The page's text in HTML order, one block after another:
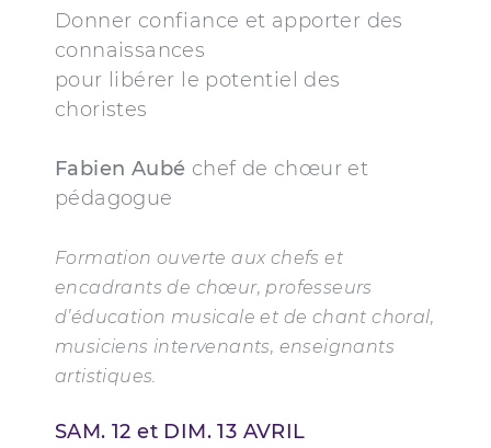
Donner confiance et apporter des
connaissances
pour libérer le potentiel des
choristes
Fabien Aubé chef de chœur et
pédagogue
Formation ouverte aux chefs et
encadrants de chœur, professeurs
d’éducation musicale et de chant choral,
musiciens intervenants, enseignants
artistiques.
SAM. 12 et DIM. 13 AVRIL